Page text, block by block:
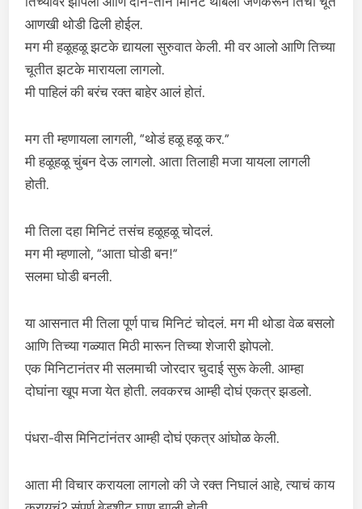
आणखी थोडी ढिली होईल.
मग मी हळूहळू झटके द्यायला सुरुवात केली. मी वर आलो आणि तिच्या
चूतीत झटके मारायला लागलो.
मी पाहिलं की बरंच रक्त बाहेर आलं होतं.
मग ती म्हणायला लागली, “थोडं हळू हळू कर.”
मी हळूहळू चुंबन देऊ लागलो. आता तिलाही मजा यायला लागली
होती.
मी तिला दहा मिनिटं तसंच हळूहळू चोदलं.
मग मी म्हणालो, “आता घोडी बन!”
सलमा घोडी बनली.
या आसनात मी तिला पूर्ण पाच मिनिटं चोदलं. मग मी थोडा वेळ बसलो
आणि तिच्या गळ्यात मिठी मारून तिच्या शेजारी झोपलो.
एक मिनिटानंतर मी सलमाची जोरदार चुदाई सुरू केली. आम्हा
दोघांना खूप मजा येत होती. लवकरच आम्ही दोघं एकत्र झडलो.
पंधरा-वीस मिनिटांनंतर आम्ही दोघं एकत्र आंघोळ केली.
आता मी विचार करायला लागलो की जे रक्त निघालं आहे, त्याचं काय